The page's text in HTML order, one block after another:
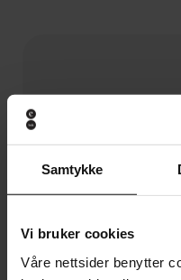
Samtykke
Vi bruker cookies
Våre nettsider benytter